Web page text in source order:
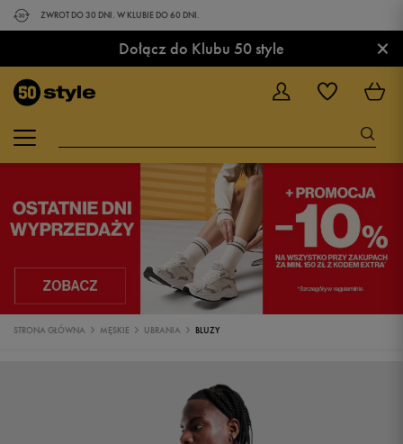
ZWROT DO 30 DNI. W KLUBIE DO 60 DNI.
Dołącz do Klubu 50 style ×
STRONA GŁÓWNA MĘSKIE UBRANIA BLUZY